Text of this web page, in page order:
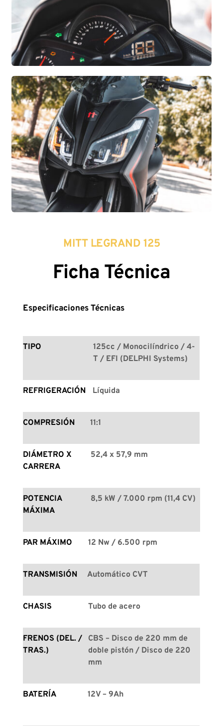
MITT LEGRAND 125
Ficha Técnica
Especificaciones Técnicas
TIPO
125cc / Monocilíndrico / 4-
T / EFI (DELPHI Systems)
REFRIGERACIÓN Líquida
COMPRESIÓN 11:1
DIÁMETRO X
CARRERA
52,4 x 57,9 mm
POTENCIA
MÁXIMA
8,5 kW / 7.000 rpm (11,4 CV)
PAR MÁXIMO 12 Nw / 6.500 rpm
TRANSMISIÓN Automático CVT
CHASIS Tubo de acero
FRENOS (DEL. /
TRAS.)
CBS – Disco de 220 mm de
doble pistón / Disco de 220
mm
BATERÍA 12V – 9Ah